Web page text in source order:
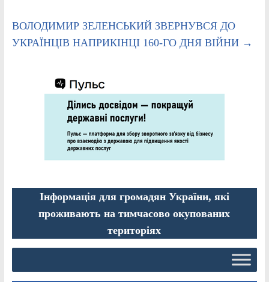
ВОЛОДИМИР ЗЕЛЕНСЬКИЙ ЗВЕРНУВСЯ ДО
УКРАЇНЦІВ НАПРИКІНЦІ 160-ГО ДНЯ ВІЙНИ →
Інформація для громадян України, які
проживають на тимчасово окупованих
територіях